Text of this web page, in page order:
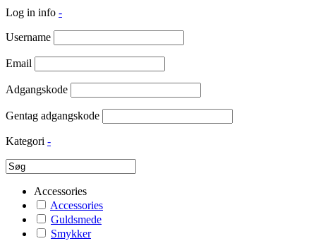
Log in info -
Username
Email
Adgangskode
Gentag adgangskode
Kategori -
Accessories
Accessories
Guldsmede
Smykker